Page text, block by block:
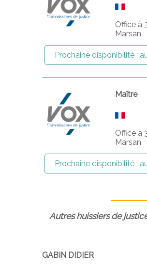
Office à
Marsan
Prochaine disponibilité :
Maître
Office à
Marsan
Prochaine disponibilité :
Autres huissiers de
GABIN DIDIER